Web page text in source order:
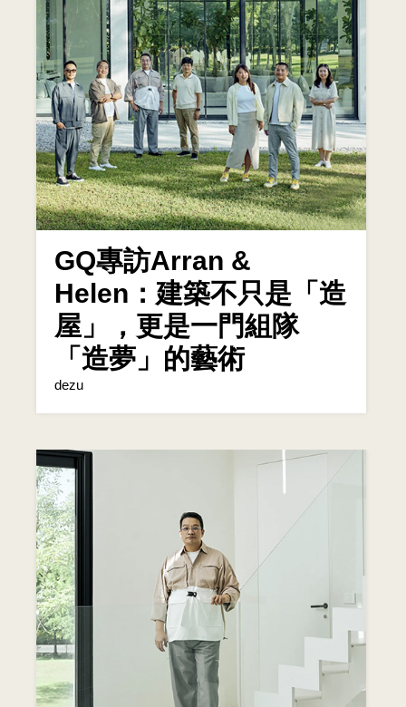
GQ專訪Arran &
Helen：建築不只是「造
屋」，更是一門組隊
「造夢」的藝術
dezu